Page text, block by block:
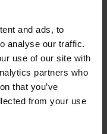
and ads, to
analyse our traffic.
use of our site with
partners who
that you’ve
from your use
Dzięki temu
w grupach
- zwłaszcza